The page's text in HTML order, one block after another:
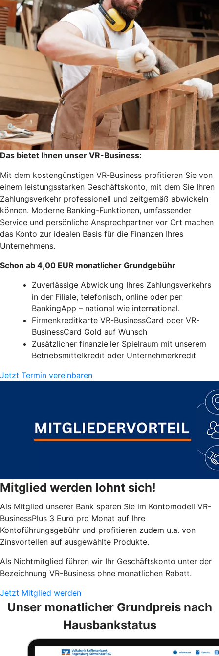
Das bietet Ihnen unser VR-Business:
Mit dem kostengünstigen VR-Business profitieren Sie von
einem leistungsstarken Geschäftskonto, mit dem Sie Ihren
Zahlungsverkehr professionell und zeitgemäß abwickeln
können. Moderne Banking-Funktionen, umfassender
Service und persönliche Ansprechpartner vor Ort machen
das Konto zur idealen Basis für die Finanzen Ihres
Unternehmens.
Schon ab 4,00 EUR monatlicher Grundgebühr
Zuverlässige Abwicklung Ihres Zahlungsverkehrs
in der Filiale, telefonisch, online oder per
BankingApp – national wie international.
Firmenkreditkarte VR-BusinessCard oder VR-
BusinessCard Gold auf Wunsch
Zusätzlicher finanzieller Spielraum mit unserem
Betriebsmittelkredit oder Unternehmerkredit
Jetzt Termin vereinbaren
Mitglied werden lohnt sich!
Als Mitglied unserer Bank sparen Sie im Kontomodell VR-
BusinessPlus 3 Euro pro Monat auf Ihre
Kontoführungsgebühr und profitieren zudem u.a. von
Zinsvorteilen auf ausgewählte Produkte.
Als Nichtmitglied führen wir Ihr Geschäftskonto unter der
Bezeichnung VR-Business ohne monatlichen Rabatt.
Jetzt Mitglied werden
Unser monatlicher Grundpreis nach
Hausbankstatus